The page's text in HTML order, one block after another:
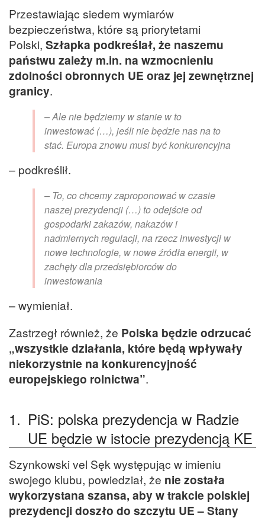
Przestawiając siedem wymiarów
bezpieczeństwa, które są priorytetami
Polski, Szłapka podkreślał, że naszemu
państwu zależy m.in. na wzmocnieniu
zdolności obronnych UE oraz jej zewnętrznej
granicy.
– Ale nie będziemy w stanie w to
inwestować (…), jeśli nie będzie nas na to
stać. Europa znowu musi być konkurencyjna
– podkreślił.
– To, co chcemy zaproponować w czasie
naszej prezydencji (…) to odejście od
gospodarki zakazów, nakazów i
nadmiernych regulacji, na rzecz inwestycji w
nowe technologie, w nowe źródła energii, w
zachęty dla przedsiębiorców do
inwestowania
– wymieniał.
Zastrzegł również, że Polska będzie odrzucać
„wszystkie działania, które będą wpływały
niekorzystnie na konkurencyjność
europejskiego rolnictwa”.
1. PiS: polska prezydencja w Radzie
UE będzie w istocie prezydencją KE
Szynkowski vel Sęk występując w imieniu
swojego klubu, powiedział, że nie została
wykorzystana szansa, aby w trakcie polskiej
prezydencji doszło do szczytu UE – Stany